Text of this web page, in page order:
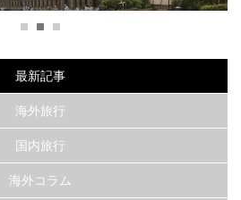
島で過ごした夢の様な日々
ル
ゆったりとした時間の流れを感
じる旅
ドンで必ず行くべき
1 2
最新記事
海外旅行
国内旅行
海外コラム